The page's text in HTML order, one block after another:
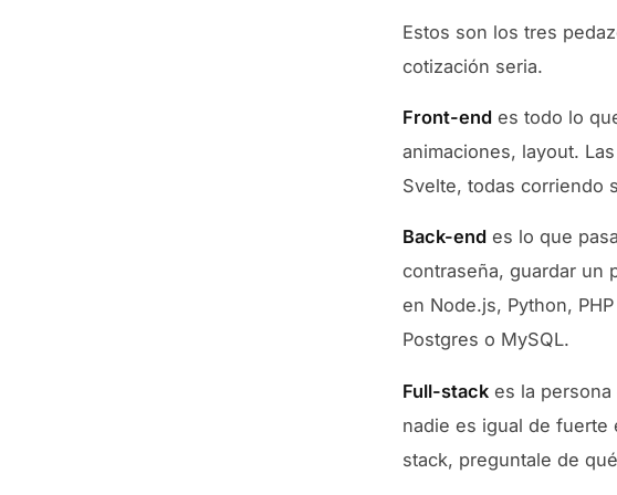
Estos son los tres
cotización seria.
Front-end es todo lo
animaciones, layout.
Svelte, todas corriendo
Back-end es lo que
contraseña, guardar un
en Node.js, Python,
Postgres o MySQL.
Full-stack es la
nadie es igual de
stack, preguntale de